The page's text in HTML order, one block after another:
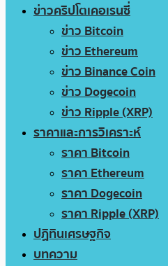
ข่าวคริปโตเคอเรนซี่
ข่าว Bitcoin
ข่าว Ethereum
ข่าว Binance Coin
ข่าว Dogecoin
ข่าว Ripple (XRP)
ราคาและการวิเคราะห์
ราคา Bitcoin
ราคา Ethereum
ราคา Dogecoin
ราคา Ripple (XRP)
ปฏิทินเศรษฐกิจ
บทความ